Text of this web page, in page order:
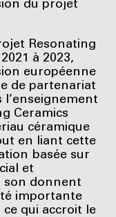
du projet
Resonating
à 2023,
européenne
de partenariat
Ceramics
céramique
en liant cette
basée sur
et
son donnent
importante
qui accroit le